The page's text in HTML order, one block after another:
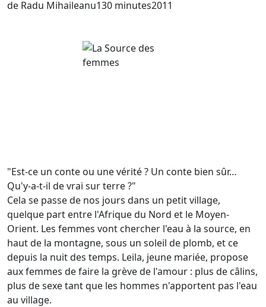
de Radu Mihaileanu130 minutesAnnée de sortie du film
2011
"Est-ce un conte ou une vérité ? Un conte bien sûr…
Qu'y-a-t-il de vrai sur terre ?"
Cela se passe de nos jours dans un petit village,
quelque part entre l'Afrique du Nord et le Moyen-
Orient. Les femmes vont chercher l'eau à la source, en
haut de la montagne, sous un soleil de plomb, et ce
depuis la nuit des temps. Leila, jeune mariée, propose
aux femmes de faire la grève de l'amour : plus de câlins,
plus de sexe tant que les hommes n'apportent pas l'eau
au village.